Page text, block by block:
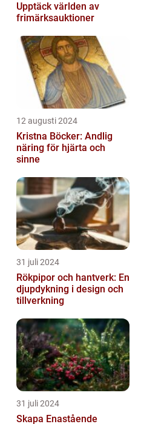
Upptäck världen av
frimärksauktioner
12 augusti 2024
Kristna Böcker: Andlig
näring för hjärta och
sinne
31 juli 2024
Rökpipor och hantverk: En
djupdykning i design och
tillverkning
31 juli 2024
Skapa Enastående